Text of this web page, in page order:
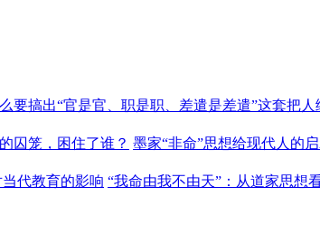
要搞出“官是官、职是职、差遣是差遣”这套把人
囚笼，困住了谁？ 墨家“非命”思想给现代人的
代教育的影响 “我命由我不由天”：从道家思想